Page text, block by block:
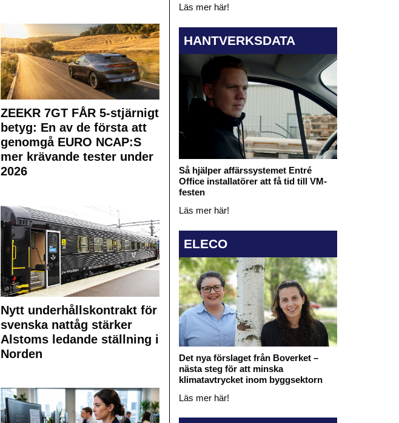
ZEEKR 7GT FÅR 5-stjärnigt
betyg: En av de första att
genomgå EURO NCAP:S
mer krävande tester under
2026
Nytt underhållskontrakt för
svenska nattåg stärker
Alstoms ledande ställning i
Norden
Läs mer här!
HANTVERKSDATA
Så hjälper affärssystemet Entré
Office installatörer att få tid till VM-
festen
Läs mer här!
ELECO
Det nya förslaget från Boverket –
nästa steg för att minska
klimatavtrycket inom byggsektorn
Läs mer här!